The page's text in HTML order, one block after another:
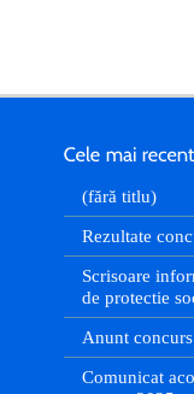
(fără titlu)
Rezultate
Scrisoare
de protectie
Anunt concurs
Comunicat